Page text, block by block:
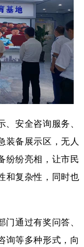
عربى
語 한국어
安全咨询服务、
装备展示区，无人
纷纷亮相，让市民
和复杂性，同时也
通过有奖问答、
询等多种形式，向